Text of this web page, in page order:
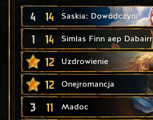
4 14 Saskia: Dowódczyni
1 14 Simlas Finn aep Dabairr
12 Uzdrowienie
12 Onejromancja
3 11 Madoc